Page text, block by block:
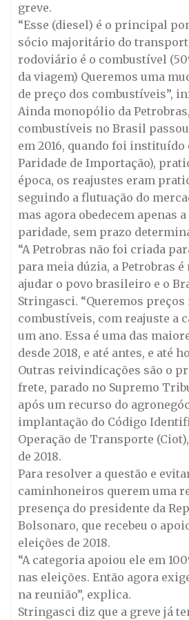
greve.
“Esse (diesel) é o principal
sócio majoritário do
rodoviário é o combustível
da viagem) Queremos uma
de preço dos combustíveis”,
Ainda monopólio da
combustíveis no Brasil
em 2016, quando foi instituído
Paridade de Importação),
época, os reajustes eram
seguindo a flutuação do
mas agora obedecem apenas
paridade, sem prazo
“A Petrobras não foi criada
para meia dúzia, a Petrobras é
ajudar o povo brasileiro e o
Stringasci. “Queremos
combustíveis, com reajuste a
um ano. Essa é uma das
desde 2018, e até antes, e até
Outras reivindicações são o
frete, parado no Supremo
após um recurso do
implantação do Código
Operação de Transporte
de 2018.
Para resolver a questão e
caminhoneiros querem uma
presença do presidente da
Bolsonaro, que recebeu o
eleições de 2018.
“A categoria apoiou ele em
nas eleições. Então agora
na reunião”, explica.
Stringasci diz que a greve já